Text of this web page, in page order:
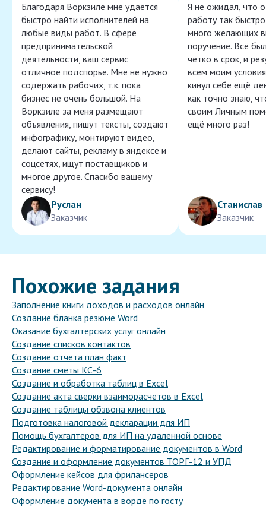
Благодаря Воркзиле мне удаётся
быстро найти исполнителей на
любые виды работ. В сфере
предпринимательской
деятельности, ваш сервис
отличное подспорье. Мне не нужно
содержать рабочих, т.к. пока
бизнес не очень большой. На
Воркзиле за меня размещают
объявления, пишут тексты, создают
инфографику, монтируют видео,
делают сайты, рекламу в яндексе и
соцсетях, ищут поставщиков и
многое другое. Спасибо вашему
сервису!
Руслан
Заказчик
Я не ожидал, что
работу так
много желающих
поручение. Всё
чётко в срок, и
всем моим
кинул себе ещё
как точно знаю,
своим Личным
ещё много раз!
Станислав
Заказчик
Похожие задания
Заполнение книги доходов и расходов онлайн
Создание бланка резюме Word
Оказание бухгалтерских услуг онлайн
Создание списков контактов
Создание отчета план факт
Создание сметы КС-6
Создание и обработка таблиц в Excel
Создание акта сверки взаиморасчетов в Excel
Создание таблицы обзвона клиентов
Подготовка налоговой декларации для ИП
Помощь бухгалтеров для ИП на удаленной основе
Редактирование и форматирование документов в Word
Создание и оформление документов ТОРГ-12 и УПД
Оформление кейсов для фрилансеров
Редактирование Word-документа онлайн
Оформление документа в ворде по госту